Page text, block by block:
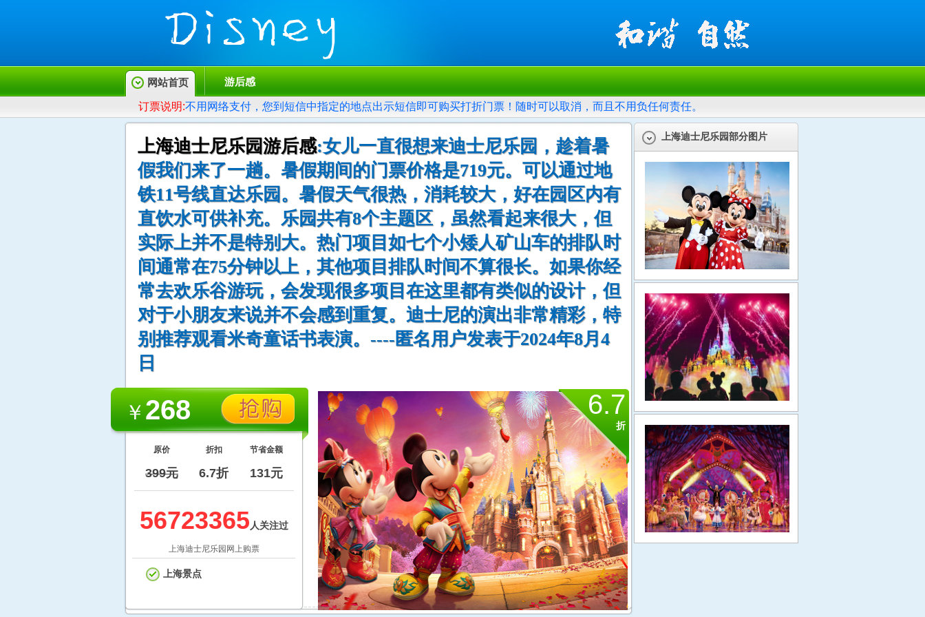
网站首页 游后感
订票说明:不用网络支付，您到短信中指定的地点出示短信即可购买打折门票！随时可以取消，而且不用负任何责任。
上海迪士尼乐园游后感:女儿一直很想来迪士尼乐园，趁着暑
假我们来了一趟。暑假期间的门票价格是719元。可以通过地
铁11号线直达乐园。暑假天气很热，消耗较大，好在园区内有
直饮水可供补充。乐园共有8个主题区，虽然看起来很大，但
实际上并不是特别大。热门项目如七个小矮人矿山车的排队时
间通常在75分钟以上，其他项目排队时间不算很长。如果你经
常去欢乐谷游玩，会发现很多项目在这里都有类似的设计，但
对于小朋友来说并不会感到重复。迪士尼的演出非常精彩，特
别推荐观看米奇童话书表演。----匿名用户发表于2024年8月4
日
￥268
原价 折扣 节省金额
399元 6.7折 131元
56723365 人关注过
上海迪士尼乐园网上购票
上海景点
6.7
折
上海迪士尼乐园部分图片